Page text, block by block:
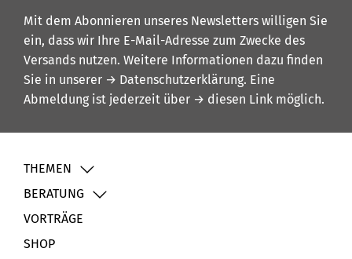
Mit dem Abonnieren unseres Newsletters willigen Sie
ein, dass wir Ihre E-Mail-Adresse zum Zwecke des
Versands nutzen. Weitere Informationen dazu finden
Sie in unserer → Datenschutzerklärung. Eine
Abmeldung ist jederzeit über → diesen Link möglich.
THEMEN
BERATUNG
VORTRÄGE
SHOP